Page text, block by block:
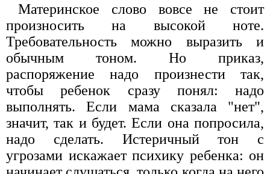
Материнское слово вовсе не стоит
произносить на высокой ноте.
Требовательность можно выразить и
обычным тоном. Но приказ,
распоряжение надо произнести так,
чтобы ребенок сразу понял: надо
выполнять. Если мама сказала "нет",
значит, так и будет. Если она попросила,
надо сделать. Истеричный тон с
угрозами искажает психику ребенка: он